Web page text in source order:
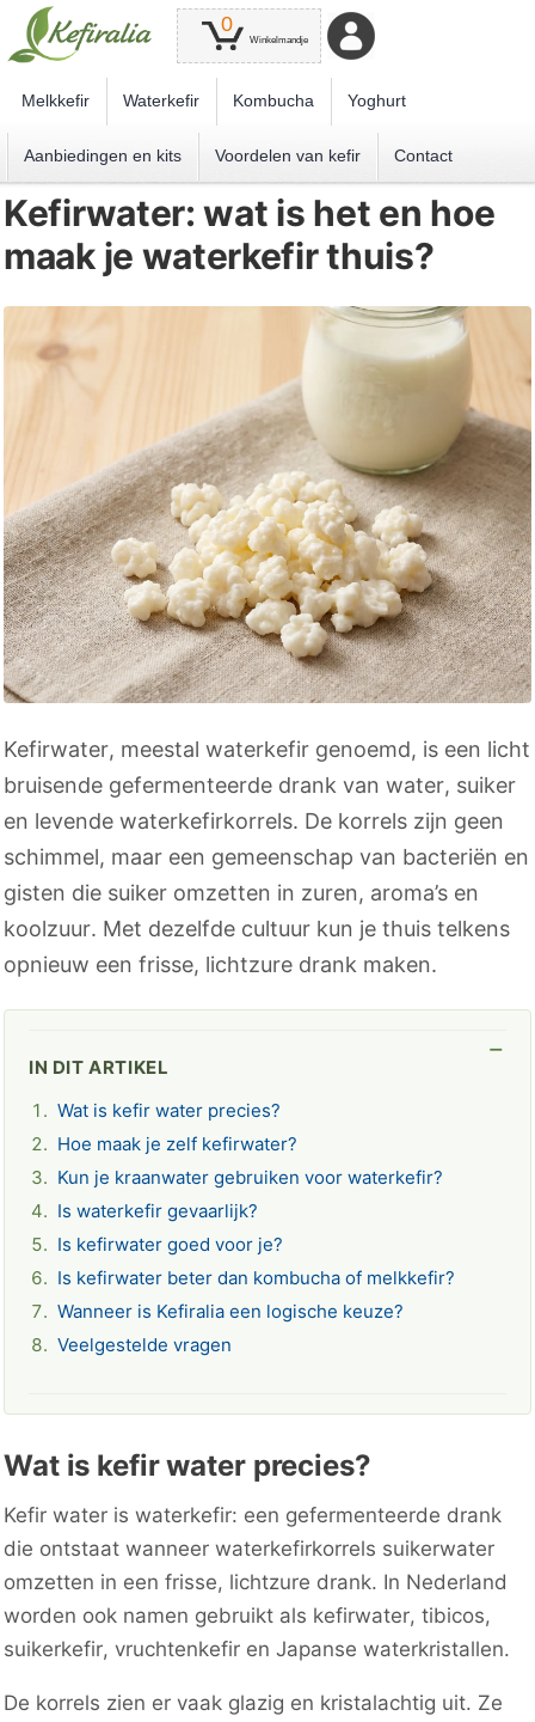
0
Winkelmandje
Melkkefir Waterkefir Kombucha Yoghurt
Aanbiedingen en kits Voordelen van kefir Contact
Kefirwater: wat is het en hoe
maak je waterkefir thuis?
Kefirwater, meestal waterkefir genoemd, is een licht
bruisende gefermenteerde drank van water, suiker
en levende waterkefirkorrels. De korrels zijn geen
schimmel, maar een gemeenschap van bacteriën en
gisten die suiker omzetten in zuren, aroma’s en
koolzuur. Met dezelfde cultuur kun je thuis telkens
opnieuw een frisse, lichtzure drank maken.
IN DIT ARTIKEL
Wat is kefir water precies?
Hoe maak je zelf kefirwater?
Kun je kraanwater gebruiken voor waterkefir?
Is waterkefir gevaarlijk?
Is kefirwater goed voor je?
Is kefirwater beter dan kombucha of melkkefir?
Wanneer is Kefiralia een logische keuze?
Veelgestelde vragen
Wat is kefir water precies?
Kefir water is waterkefir: een gefermenteerde drank
die ontstaat wanneer waterkefirkorrels suikerwater
omzetten in een frisse, lichtzure drank. In Nederland
worden ook namen gebruikt als kefirwater, tibicos,
suikerkefir, vruchtenkefir en Japanse waterkristallen.
De korrels zien er vaak glazig en kristalachtig uit. Ze